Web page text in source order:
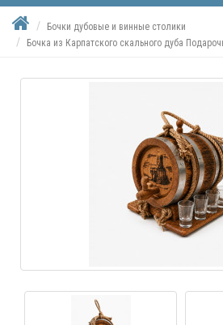
Бочки дубовые и винные столики
Бочка из Карпатского скального дуба